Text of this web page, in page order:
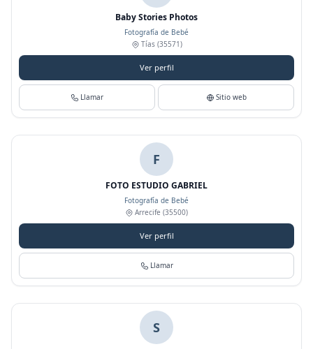
Baby Stories Photos
Fotografía de Bebé
Tías(35571)
Ver perfil
Llamar Sitio web
F
FOTO ESTUDIO GABRIEL
Fotografía de Bebé
Arrecife (35500)
Ver perfil
Llamar
S